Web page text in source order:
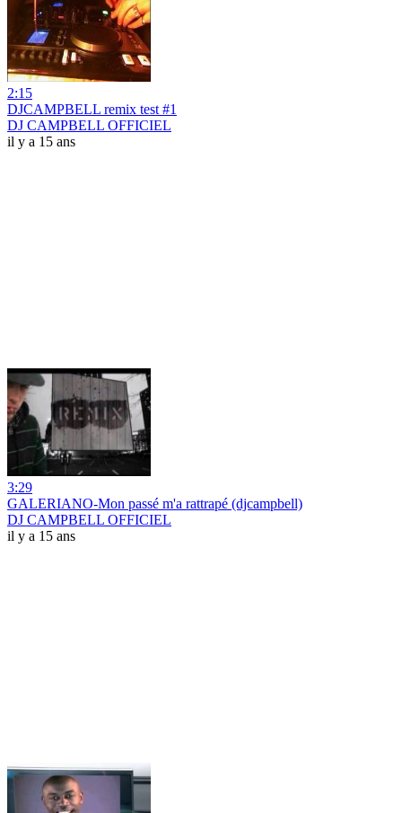
2:15
DJCAMPBELL remix test #1
DJ CAMPBELL OFFICIEL
il y a 15 ans
3:29
GALERIANO-Mon passé m'a rattrapé (djcampbell)
DJ CAMPBELL OFFICIEL
il y a 15 ans